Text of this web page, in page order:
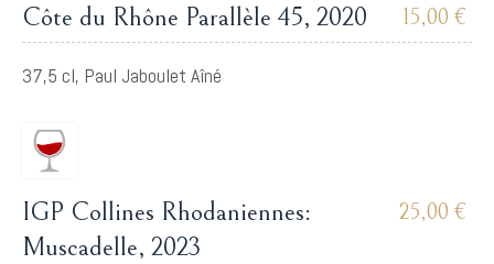
Côte du Rhône Parallèle 45, 2020 15,00 €
37,5 cl, Paul Jaboulet Aîné
IGP Collines Rhodaniennes:
Muscadelle, 2023
25,00 €